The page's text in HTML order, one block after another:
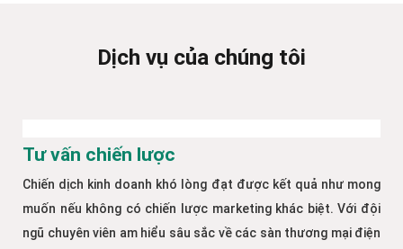
Dịch vụ của chúng tôi
Tư vấn chiến lược
Chiến dịch kinh doanh khó lòng đạt được kết quả như mong
muốn nếu không có chiến lược marketing khác biệt. Với đội
ngũ chuyên viên am hiểu sâu sắc về các sàn thương mại điện